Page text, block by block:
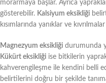
morarmaya başlar. Ayrıca
gösterebilir. Kalsiyum eksikliği
kısımlarında yanıklar ve
Magnezyum eksikliği durumunda
Kükürt eksikliği ise bitkilerin
kahverengileşme ile kendini belli
belirtilerini doğru bir şekilde